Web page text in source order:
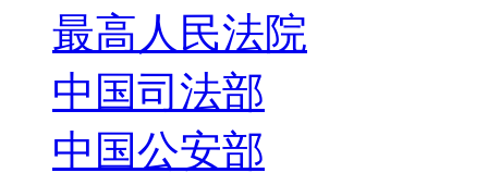
最高人民法院
中国司法部
中国公安部